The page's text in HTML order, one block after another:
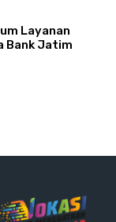
Layanan
Bank Jatim